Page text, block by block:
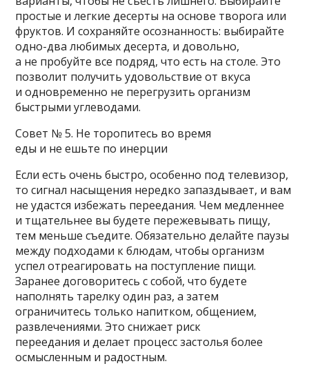
простые и легкие десерты на основе творога или
фруктов. И сохраняйте осознанность: выбирайте
одно-два любимых десерта, и довольно,
а не пробуйте все подряд, что есть на столе. Это
позволит получить удовольствие от вкуса
и одновременно не перегрузить организм
быстрыми углеводами.
Совет № 5. Не торопитесь во время
еды и не ешьте по инерции
Если есть очень быстро, особенно под телевизор,
то сигнал насыщения нередко запаздывает, и вам
не удастся избежать переедания. Чем медленнее
и тщательнее вы будете пережевывать пищу,
тем меньше съедите. Обязательно делайте паузы
между подходами к блюдам, чтобы организм
успел отреагировать на поступление пищи.
Заранее договоритесь с собой, что будете
наполнять тарелку один раз, а затем
ограничитесь только напитком, общением,
развлечениями. Это снижает риск
переедания и делает процесс застолья более
осмысленным и радостным.